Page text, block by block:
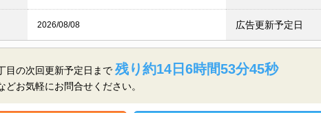
2026/08/08 広告更新予定日
目の次回更新予定日まで 残り約14日6時間53分44秒
どお気軽にお問合せください。